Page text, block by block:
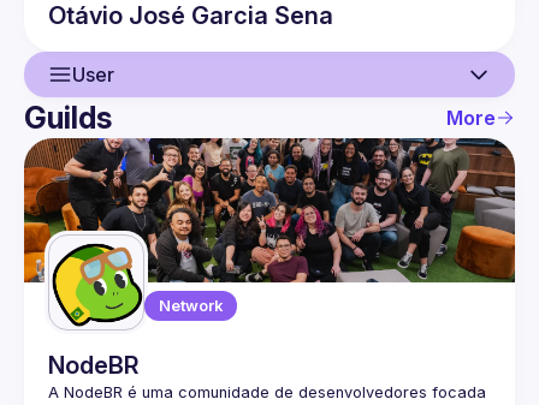
Otávio José Garcia Sena
User
User
Events
Guilds
Guilds More
Network
NodeBR
A NodeBR é uma comunidade de desenvolvedores focada